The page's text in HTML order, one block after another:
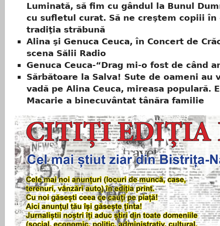
Luminată, să fim cu gândul la Bunul
cu sufletul curat. Să ne creştem copiii în
tradiţia străbună
Alina şi Genuca Ceuca, în Concert de
scena Sălii Radio
Genuca Ceuca-“Drag mi-o fost de când
Sărbătoare la Salva! Sute de oameni au
vadă pe Alina Ceuca, mireasa populară.
Macarie a binecuvântat tânăra familie